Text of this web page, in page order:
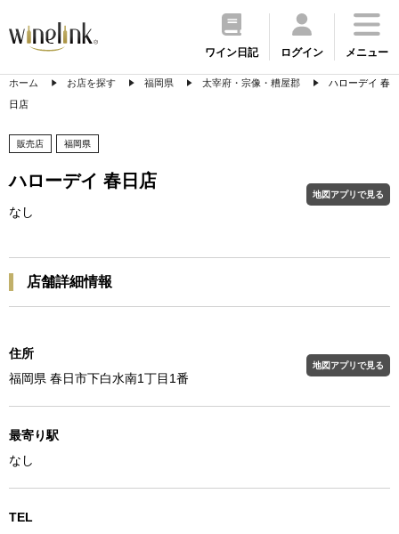
ワイン日記 ログイン メニュー
ホーム お店を探す 福岡県 太宰府・宗像・糟屋郡
ハローデイ 春
日店
販売店 福岡県
ハローデイ 春日店
なし
地図アプリで見る
店舗詳細情報
住所
福岡県 春日市下白水南1丁目1番
地図アプリで見る
最寄り駅
なし
TEL